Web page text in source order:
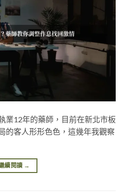
業12年的藥師，目前在新北市板
的客人形形色色，這幾年我觀察
續閱讀 →